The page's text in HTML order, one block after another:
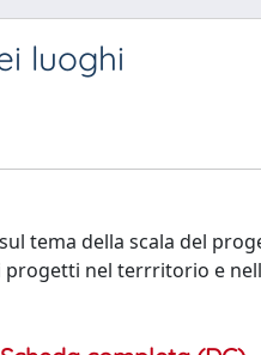
luoghi
tema della scala del
nel terrritorio e